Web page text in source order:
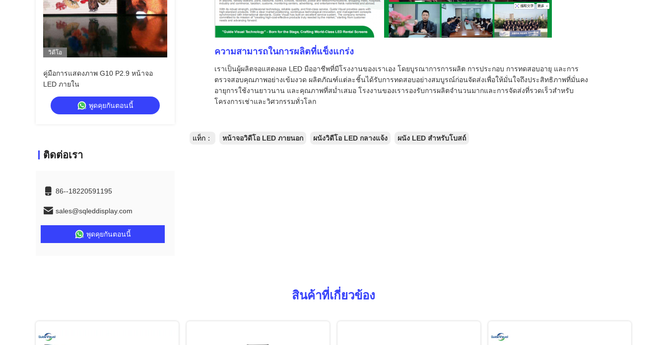
วิดีโอ
คู่มือการแสดงภาพ G10 P2.9 หน้าจอ
LED ภายใน
พูดคุยกันตอนนี้
ติดต่อเรา
86--18220591195
sales@sqleddisplay.com
พูดคุยกันตอนนี้
ความสามารถในการผลิตที่แข็งแกร่ง
เราเป็นผู้ผลิตจอแสดงผล LED มืออาชีพที่มีโรงงานของเราเอง โดยบูรณาการการผลิต การประกอบ การทดสอบอายุ และการ
ตรวจสอบคุณภาพอย่างเข้มงวด ผลิตภัณฑ์แต่ละชิ้นได้รับการทดสอบอย่างสมบูรณ์ก่อนจัดส่งเพื่อให้มั่นใจถึงประสิทธิภาพที่มั่นคง
อายุการใช้งานยาวนาน และคุณภาพที่สม่ำเสมอ โรงงานของเรารองรับการผลิตจำนวนมากและการจัดส่งที่รวดเร็วสำหรับ
โครงการเช่าและวิศวกรรมทั่วโลก
แท็ก： หน้าจอวิดีโอ LED ภายนอก ผนังวิดีโอ LED กลางแจ้ง ผนัง LED สำหรับโบสถ์
สินค้าที่เกี่ยวข้อง